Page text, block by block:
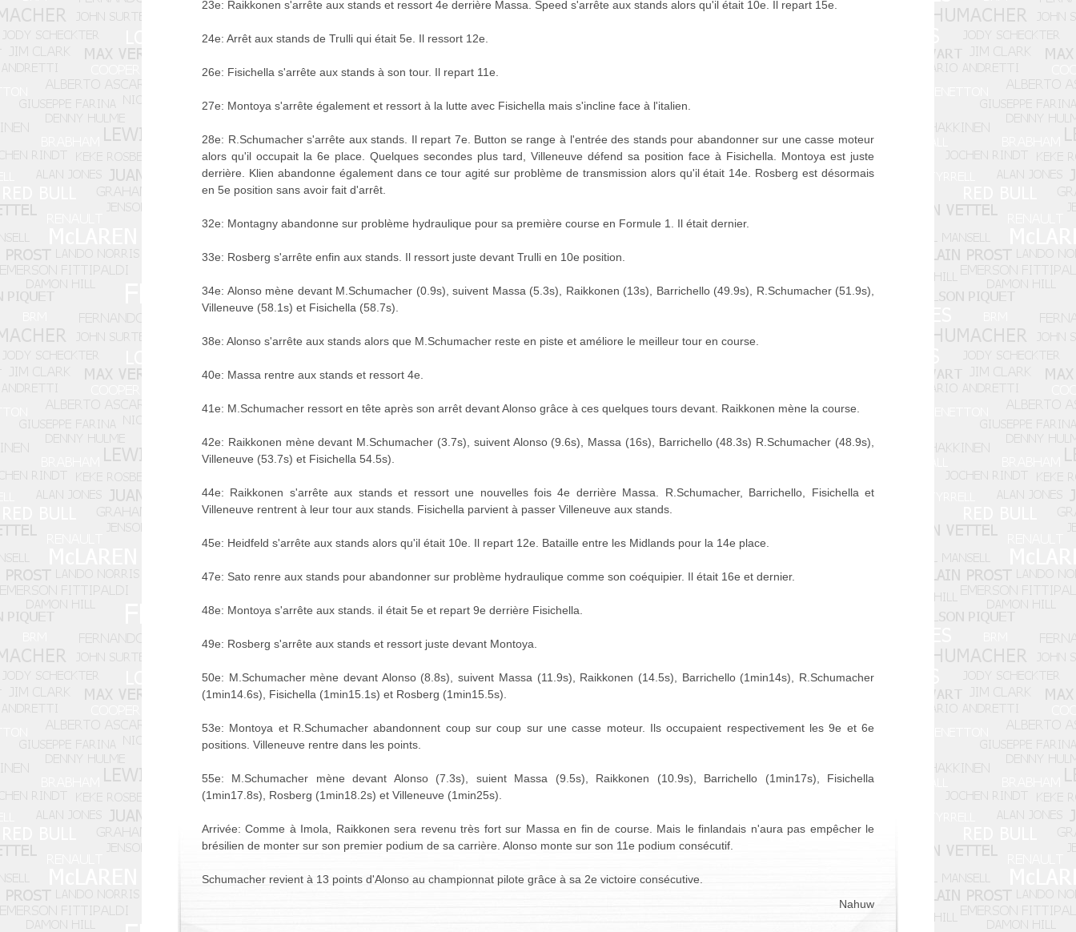
23e: Raikkonen s'arrête aux stands et ressort 4e derrière Massa. Speed s'arrête aux stands alors qu'il était 10e. Il repart 15e.
24e: Arrêt aux stands de Trulli qui était 5e. Il ressort 12e.
26e: Fisichella s'arrête aux stands à son tour. Il repart 11e.
27e: Montoya s'arrête également et ressort à la lutte avec Fisichella mais s'incline face à l'italien.
28e: R.Schumacher s'arrête aux stands. Il repart 7e. Button se range à l'entrée des stands pour abandonner sur une casse moteur
alors qu'il occupait la 6e place. Quelques secondes plus tard, Villeneuve défend sa position face à Fisichella. Montoya est juste
derrière. Klien abandonne également dans ce tour agité sur problème de transmission alors qu'il était 14e. Rosberg est désormais
en 5e position sans avoir fait d'arrêt.
32e: Montagny abandonne sur problème hydraulique pour sa première course en Formule 1. Il était dernier.
33e: Rosberg s'arrête enfin aux stands. Il ressort juste devant Trulli en 10e position.
34e: Alonso mène devant M.Schumacher (0.9s), suivent Massa (5.3s), Raikkonen (13s), Barrichello (49.9s), R.Schumacher (51.9s),
Villeneuve (58.1s) et Fisichella (58.7s).
38e: Alonso s'arrête aux stands alors que M.Schumacher reste en piste et améliore le meilleur tour en course.
40e: Massa rentre aux stands et ressort 4e.
41e: M.Schumacher ressort en tête après son arrêt devant Alonso grâce à ces quelques tours devant. Raikkonen mène la course.
42e: Raikkonen mène devant M.Schumacher (3.7s), suivent Alonso (9.6s), Massa (16s), Barrichello (48.3s) R.Schumacher (48.9s),
Villeneuve (53.7s) et Fisichella 54.5s).
44e: Raikkonen s'arrête aux stands et ressort une nouvelles fois 4e derrière Massa. R.Schumacher, Barrichello, Fisichella et
Villeneuve rentrent à leur tour aux stands. Fisichella parvient à passer Villeneuve aux stands.
45e: Heidfeld s'arrête aux stands alors qu'il était 10e. Il repart 12e. Bataille entre les Midlands pour la 14e place.
47e: Sato renre aux stands pour abandonner sur problème hydraulique comme son coéquipier. Il était 16e et dernier.
48e: Montoya s'arrête aux stands. il était 5e et repart 9e derrière Fisichella.
49e: Rosberg s'arrête aux stands et ressort juste devant Montoya.
50e: M.Schumacher mène devant Alonso (8.8s), suivent Massa (11.9s), Raikkonen (14.5s), Barrichello (1min14s), R.Schumacher
(1min14.6s), Fisichella (1min15.1s) et Rosberg (1min15.5s).
53e: Montoya et R.Schumacher abandonnent coup sur coup sur une casse moteur. Ils occupaient respectivement les 9e et 6e
positions. Villeneuve rentre dans les points.
55e: M.Schumacher mène devant Alonso (7.3s), suient Massa (9.5s), Raikkonen (10.9s), Barrichello (1min17s), Fisichella
(1min17.8s), Rosberg (1min18.2s) et Villeneuve (1min25s).
Arrivée: Comme à Imola, Raikkonen sera revenu très fort sur Massa en fin de course. Mais le finlandais n'aura pas empêcher le
brésilien de monter sur son premier podium de sa carrière. Alonso monte sur son 11e podium consécutif.
Schumacher revient à 13 points d'Alonso au championnat pilote grâce à sa 2e victoire consécutive.
Nahuw